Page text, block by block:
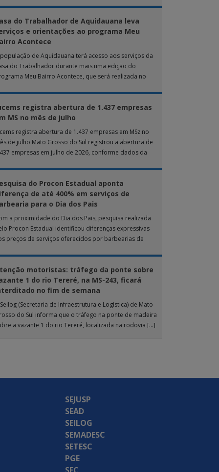
do Trabalhador de Aquidauana leva
e orientações ao programa Meu
Acontece
de Aquidauana terá acesso aos serviços da
do Trabalhador durante mais uma edição do
Meu Bairro Acontece, que será realizada no
registra abertura de 1.437 empresas
MS no mês de julho
registra abertura de 1.437 empresas em MSz no
de julho Mato Grosso do Sul registrou a abertura de
empresas em julho de 2026, conforme dados da
do Procon Estadual aponta
de até 400% em serviços de
para o Dia dos Pais
a proximidade do Dia dos Pais, pesquisa realizada
Procon Estadual identificou diferenças expressivas
preços de serviços oferecidos por barbearias de
motoristas: tráfego da ponte sobre
1 do rio Tereré, na MS-243, ficará
no fim de semana
(Secretaria de Infraestrutura e Logística) de Mato
do Sul informa que o tráfego na ponte de madeira
a vazante 1 do rio Tereré, localizada na rodovia […]
SEJUSP
SEAD
SEILOG
SEMADESC
SETESC
PGE